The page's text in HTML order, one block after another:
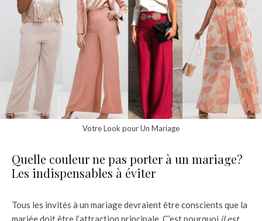
Votre Look pour Un Mariage
Quelle couleur ne pas porter à un mariage?
Les indispensables à éviter
Tous les invités à un mariage devraient être conscients que la
mariée doit être l’attraction principale. C’est pourquoi il est